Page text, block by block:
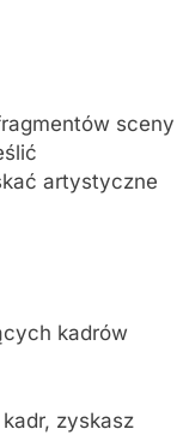
sceny
artystyczne
kadrów
zyskasz